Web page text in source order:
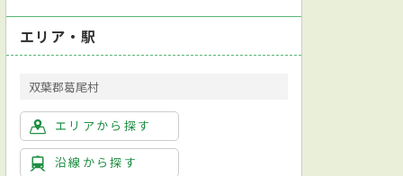
エリア・駅
双葉郡葛尾村
エリアから探す
沿線から探す